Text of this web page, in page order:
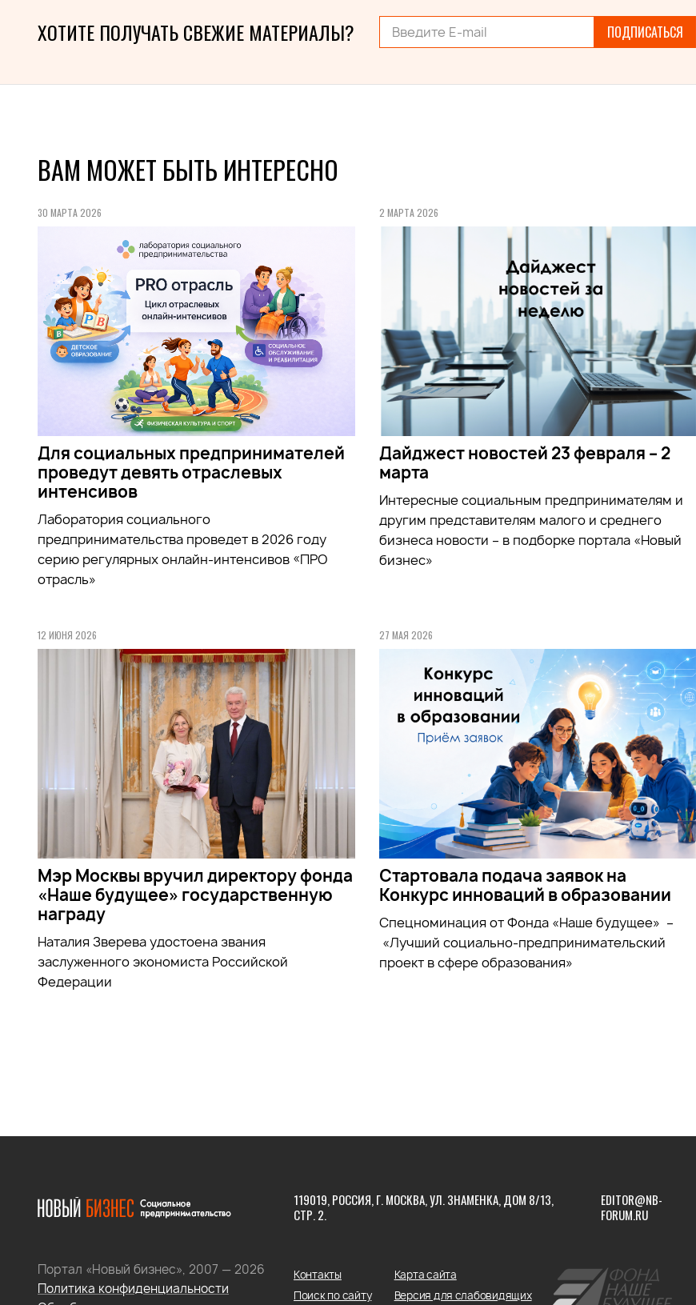
ХОТИТЕ ПОЛУЧАТЬ СВЕЖИЕ МАТЕРИАЛЫ? ПОДПИСАТЬСЯ
ВАМ МОЖЕТ БЫТЬ ИНТЕРЕСНО
30 МАРТА 2026
Для социальных предпринимателей
проведут девять отраслевых
интенсивов
Лаборатория социального
предпринимательства проведет в 2026 году
серию регулярных онлайн-интенсивов «ПРО
отрасль»
2 МАРТА 2026
Дайджест новостей 23 февраля – 2
марта
Интересные социальным предпринимателям и
другим представителям малого и среднего
бизнеса новости – в подборке портала «Новый
бизнес»
12 ИЮНЯ 2026
Мэр Москвы вручил директору фонда
«Наше будущее» государственную
награду
Наталия Зверева удостоена звания
заслуженного экономиста Российской
Федерации
27 МАЯ 2026
Стартовала подача заявок на
Конкурс инноваций в образовании
Спецноминация от Фонда «Наше будущее» –
«Лучший социально-предпринимательский
проект в сфере образования»
119019, РОССИЯ, Г. МОСКВА, УЛ. ЗНАМЕНКА, ДОМ 8/13,
СТР. 2.
EDITOR@NB-
FORUM.RU
Портал «Новый бизнес», 2007 — 2026
Политика конфиденциальности
Контакты
Карта сайта
Поиск по сайту
Версия для слабовидящих